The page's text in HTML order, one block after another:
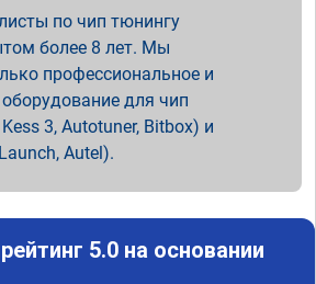
по чип тюнингу
более 8 лет. Мы
профессиональное и
для чип
3, Autotuner, Bitbox) и
Autel).
5.0 на основании